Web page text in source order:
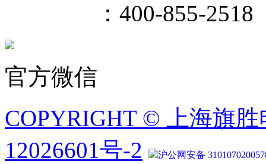
：400-855-2518
官方微信
COPYRIGHT © 上海旗
12026601号-2
沪公网安备